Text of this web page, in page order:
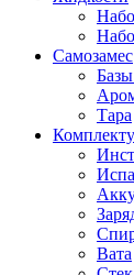
Самозамес
Тара
Вата